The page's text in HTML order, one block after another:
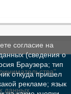
данных
согласие на
(сведения о
Браузера; тип
откуда пришел
рекламе; язык